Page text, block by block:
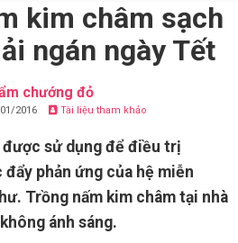
kim châm sạch
ngán ngày Tết
chướng đỏ
2016 Tài liệu tham khảo
được sử dụng để điều trị
phản ứng của hệ miễn
Trồng nấm kim châm tại nhà
ánh sáng.